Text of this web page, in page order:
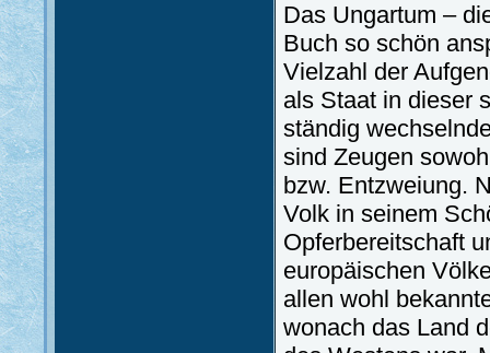
Das Ungartum –
Buch so schön
Vielzahl der
als Staat in dieser
ständig
sind Zeugen
bzw. Entzweiung.
Volk in seinem
Opferbereitschaft
europäischen
allen wohl
wonach das Land